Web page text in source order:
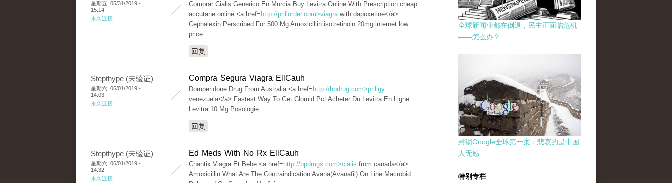
星期五, 05/31/2019 -
15:14
永久连接
Comprar Cialis Generico En Murcia Buy Levitra Online With Prescription cheap
accutane online <a href= http://priliorder.com>viagrawith dapoxetine</a>
Cephalexin Perscribed For 500 Mg Amoxicillin isotretinoin 20mg internet low
price
回复
Stepthype (未验证)
星期六, 06/01/2019 -
14:03
永久连接
Compra Segura Viagra EllCauh
Domperidone Drug From Australia <a href= http://bpdrug.com>priligy
venezuela</a> Fastest Way To Get Clomid Pct Acheter Du Levitra En Ligne
Levitra 10 Mg Posologie
回复
Stepthype (未验证)
星期六, 06/01/2019 -
14:32
永久连接
Ed Meds With No Rx EllCauh
Chantix Viagra Et Bebe <a href= http://bpdrugs.com>cialis from canada</a>
Amoxicillin What Are The Contraindication Avana(Avanafil) On Line Macrobid
全球新闻业都在倒退，民主正面临危机
——怎么办？
封锁Google全球第一案：悲哀的是中国
人无感
特别专栏